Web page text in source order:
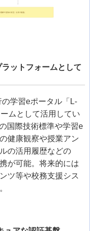
ットフォームとして
学習eポータル「L-
ムとして活用してい
国際技術標準や学習e
健康観察や授業アン
の活用履歴などの
が可能。将来的には
ツ等や校務支援シス